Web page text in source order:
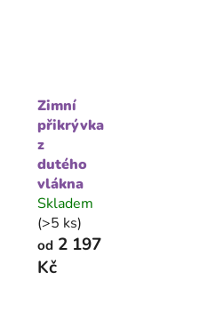
Zimní
přikrývka
z
dutého
vlákna
Skladem
(>5 ks)
od2 197
Kč